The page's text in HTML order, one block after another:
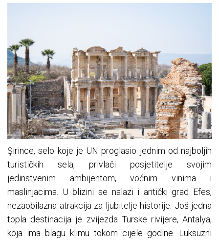
Şirince, selo koje je UN proglasio jednim od najboljih
turističkih sela, privlači posjetitelje svojim
jedinstvenim ambijentom, voćnim vinima i
maslinjacima. U blizini se nalazi i antički grad Efes,
nezaobilazna atrakcija za ljubitelje historije. Još jedna
topla destinacija je zvijezda Turske rivijere, Antalya,
koja ima blagu klimu tokom cijele godine. Luksuzni